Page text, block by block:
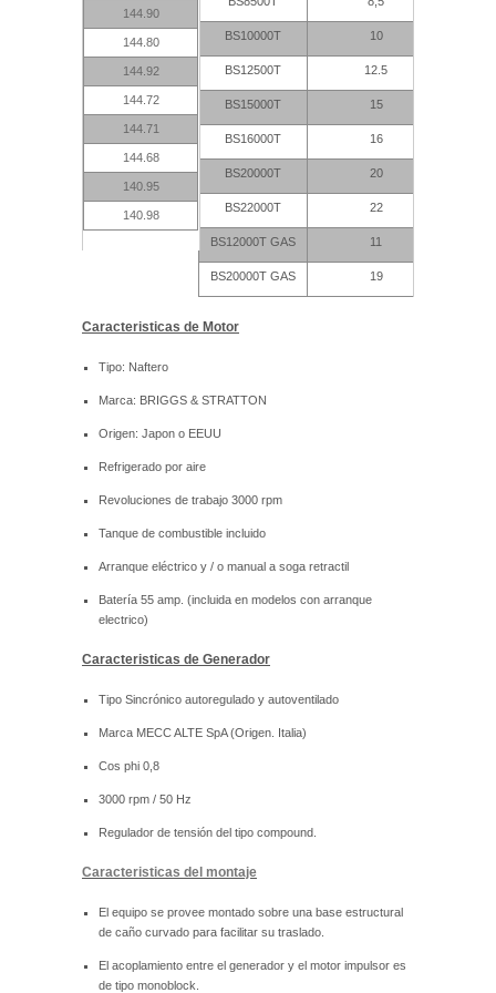
BS10000T 10
BS12500T 12.5
BS15000T 15
BS16000T 16
BS20000T 20
BS22000T 22
BS12000T GAS 11
BS20000T GAS 19
144.90
144.80
144.92
144.72
144.71
144.68
140.95
140.98
Caracteristicas de Motor
Tipo: Naftero
Marca: BRIGGS & STRATTON
Origen: Japon o EEUU
Refrigerado por aire
Revoluciones de trabajo 3000 rpm
Tanque de combustible incluido
Arranque eléctrico y / o manual a soga retractil
Batería 55 amp. (incluida en modelos con arranque
electrico)
Caracteristicas de Generador
Tipo Sincrónico autoregulado y autoventilado
Marca MECC ALTE SpA (Origen. Italia)
Cos phi 0,8
3000 rpm / 50 Hz
Regulador de tensión del tipo compound.
Caracteristicas del montaje
El equipo se provee montado sobre una base estructural
de caño curvado para facilitar su traslado.
El acoplamiento entre el generador y el motor impulsor es
de tipo monoblock.